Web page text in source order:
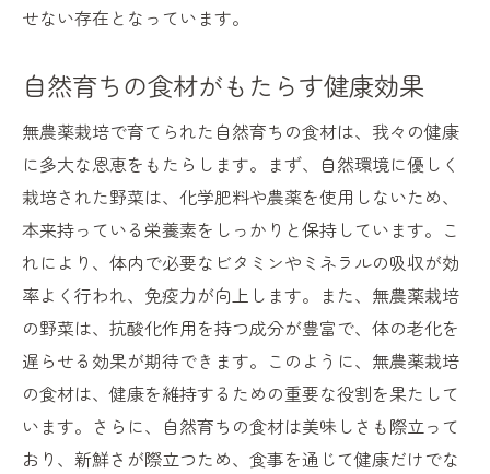
せない存在となっています。
自然育ちの食材がもたらす健康効果
無農薬栽培で育てられた自然育ちの食材は、我々の健康
に多大な恩恵をもたらします。まず、自然環境に優しく
栽培された野菜は、化学肥料や農薬を使用しないため、
本来持っている栄養素をしっかりと保持しています。こ
れにより、体内で必要なビタミンやミネラルの吸収が効
率よく行われ、免疫力が向上します。また、無農薬栽培
の野菜は、抗酸化作用を持つ成分が豊富で、体の老化を
遅らせる効果が期待できます。このように、無農薬栽培
の食材は、健康を維持するための重要な役割を果たして
います。さらに、自然育ちの食材は美味しさも際立って
おり、新鮮さが際立つため、食事を通じて健康だけでな